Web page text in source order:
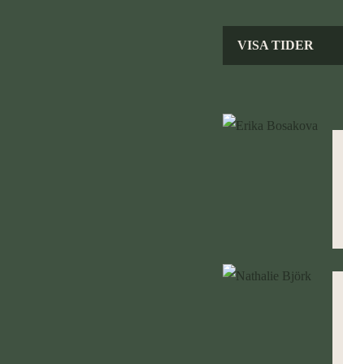
VISA TIDER